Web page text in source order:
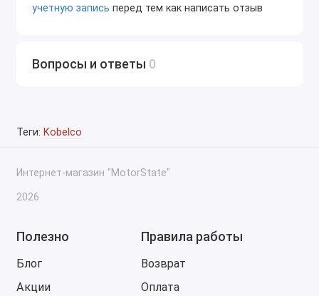
учетную запись перед тем как написать отзыв
Вопросы и ответы 0
Теги: Kobelco
Интернет-магазин "MotorState"
2026
Полезно
Блог
Акции
Правила работы
Возврат
Оплата